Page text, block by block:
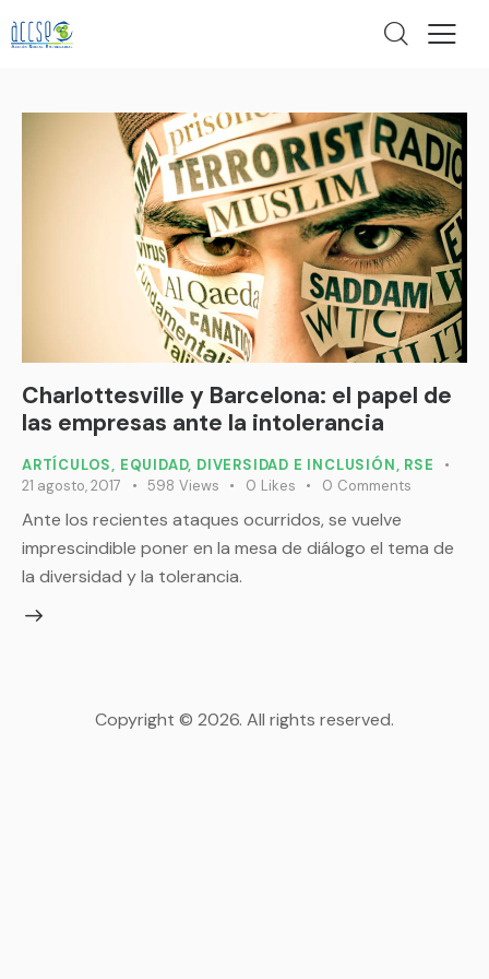
Charlottesville y Barcelona: el papel de
las empresas ante la intolerancia
ARTÍCULOS, EQUIDAD, DIVERSIDAD E INCLUSIÓN, RSE
21 agosto, 2017
598 Views 0 Likes 0 Comments
Ante los recientes ataques ocurridos, se vuelve
imprescindible poner en la mesa de diálogo el tema de
la diversidad y la tolerancia.
Copyright © 2026. All rights reserved.